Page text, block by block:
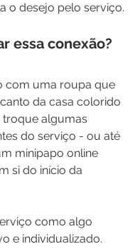
o desejo pelo serviço.
essa conexão?
com uma roupa que
da casa colorido
troque algumas
do serviço - ou até
minipapo online
si do início da
como algo
e individualizado.